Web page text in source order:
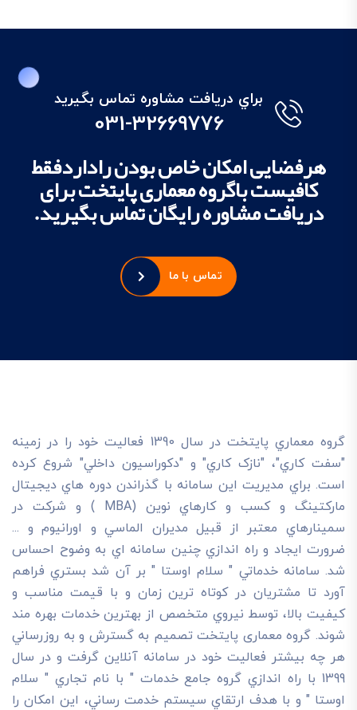
براي دريافت مشاوره تماس بگيريد
031-32669776
هرفضایی امکان خاص بودن راداردفقط
کافیست باگروه معماری پایتخت برای
دریافت مشاوره رایگان تماس بگیرید.
تماس با ما
گروه معماري پايتخت در سال 1390 فعاليت خود را در زمينه
"سفت کاري"، "نازک کاري" و "دکوراسيون داخلي" شروع کرده
است. براي مديريت اين سامانه با گذراندن دوره هاي ديجيتال
مارکتينگ و کسب و کارهاي نوين (MBA ) و شرکت در
سمينارهاي معتبر از قبيل مديران الماسي و اورانيوم و ...
ضرورت ايجاد و راه اندازي چنين سامانه اي به وضوح احساس
شد. سامانه خدماتي " سلام اوستا " بر آن شد بستري فراهم
آورد تا مشتريان در کوتاه ترين زمان و با قيمت مناسب و
کيفيت بالا، توسط نيروي متخصص از بهترين خدمات بهره مند
شوند. گروه معماری پایتخت تصميم به گسترش و به روزرساني
هر چه بيشتر فعاليت خود در سامانه آنلاين گرفت و در سال
1399 با راه اندازي گروه جامع خدمات " با نام تجاري " سلام
اوستا " و با هدف ارتقاي سيستم خدمت رساني، اين امکان را